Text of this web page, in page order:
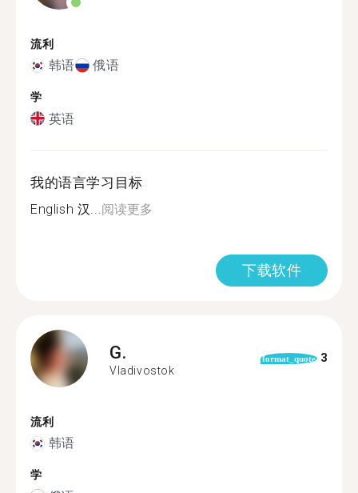
流利
韩语 俄语
学
英语
我的语言学习目标
English 汉... 阅读更多
下载软件
G.
Vladivostok
format_quote 3
流利
韩语
学